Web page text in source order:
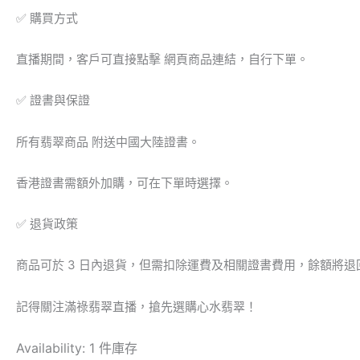
✅ 購買方式
直播期間，客戶可直接點擊 網頁商品連結，自行下單。
✅ 證書與保證
所有翡翠商品 附送中國大陸證書。
香港證書需額外加購，可在下單時選擇。
✅ 退貨政策
商品可於 3 日內退貨，但需扣除運費及相關證書費用，餘額將退
記得關注滿祿翡翠直播，搶先選購心水翡翠！
Availability: 1 件庫存